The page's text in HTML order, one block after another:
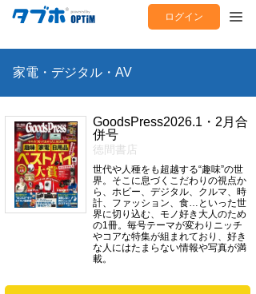
ログイン
家電・デジタル・AV
GoodsPress2026.1・2月合
併号
徳間書店
世代や人種をも超越する“趣味”の世
界。そこに息づくこだわりの視点か
ら、ホビー、デジタル、クルマ、時
計、ファッション、食…といった世
界に切り込む、モノ好き大人のため
の1冊。毎号テーマが変わりニッチ
やコアな特集が組まれており、好き
な人にはたまらない情報や写真が満
載。